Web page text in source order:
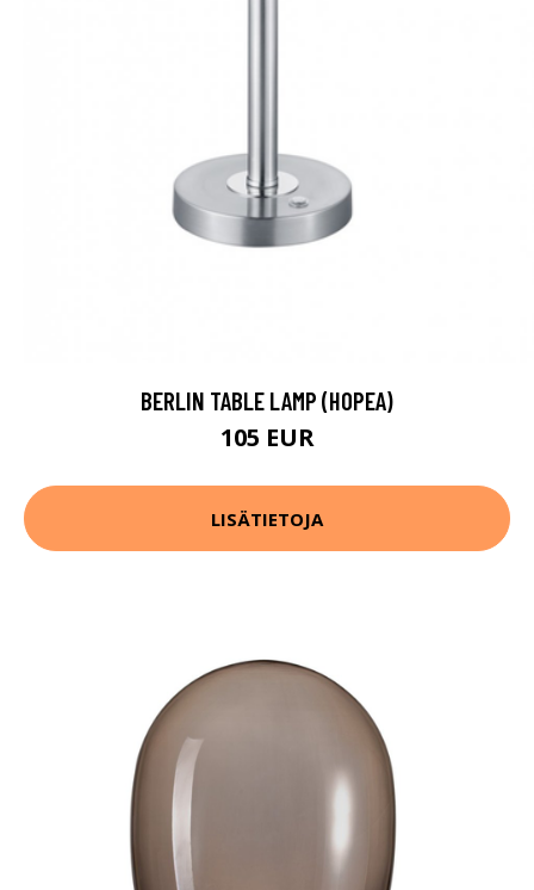
BERLIN TABLE LAMP (HOPEA)
105 EUR
LISÄTIETOJA